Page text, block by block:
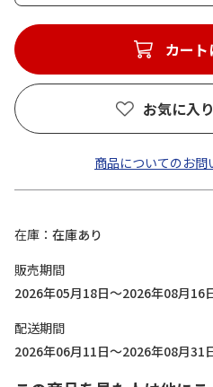
カート
お気に入
商品についてのお問
在庫
在庫あり
販売期間
2026年05月18日～2026年08月16
配送期間
2026年06月11日～2026年08月31